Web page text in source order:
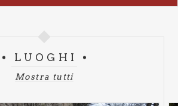
LUOGHI
Mostra tutti